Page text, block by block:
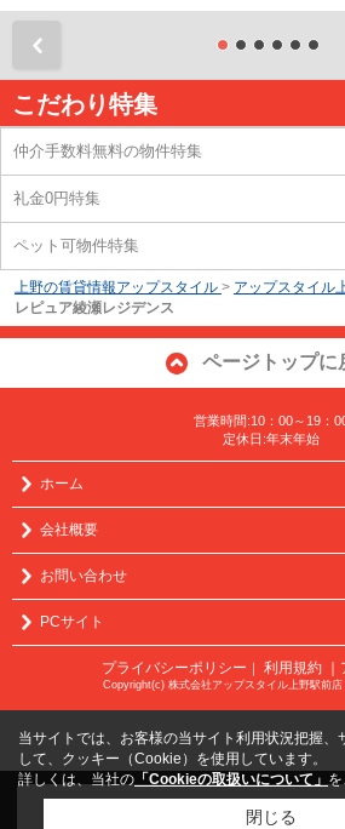
こだわり特集
仲介手数料無料の物件特集
礼金0円特集
ペット可物件特集
上野の賃貸情報アップスタイル > アップスタイル
レピュア綾瀬レジデンス
ページトップに
営業時間:10：00～19：
定休日:年末年始
ホーム
会社概要
お問い合わせ
PCサイト
プライバシーポリシー 利用規約
Copyright(c) 株式会社アップスタイル上野駅前
こちらの物件をご覧の方にお勧め
当サイトでは、お客様の当サイト利用状況把握、
して、クッキー（Cookie）を使用しています。
詳しくは、当社の 「Cookieの取扱いについて」
閉じる